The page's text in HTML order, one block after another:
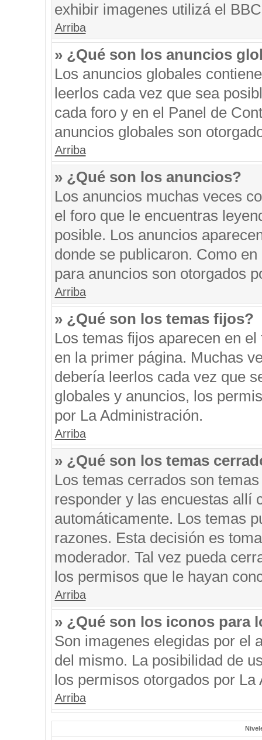
exhibir imagenes utilizá el
Arriba
» ¿Qué son los anuncios
Los anuncios globales
leerlos cada vez que sea
cada foro y en el Panel de
anuncios globales son
Arriba
» ¿Qué son los anuncios?
Los anuncios muchas veces
el foro que le encuentras
posible. Los anuncios
donde se publicaron. Como
para anuncios son otorgados
Arriba
» ¿Qué son los temas fijos?
Los temas fijos aparecen en
en la primer página. Muchas
debería leerlos cada vez que
globales y anuncios, los
por La Administración.
Arriba
» ¿Qué son los temas
Los temas cerrados son
responder y las encuestas allí
automáticamente. Los temas
razones. Esta decisión es
moderador. Tal vez pueda
los permisos que le hayan
Arriba
» ¿Qué son los iconos para
Son imagenes elegidas por el
del mismo. La posibilidad de
los permisos otorgados por La
Arriba